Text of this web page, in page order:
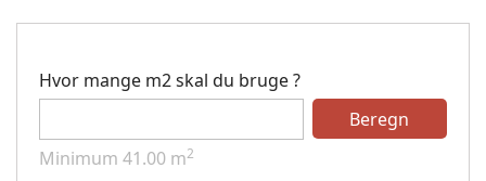
Hvor mange m2 skal du bruge ?
Beregn
Minimum 41.00 m2